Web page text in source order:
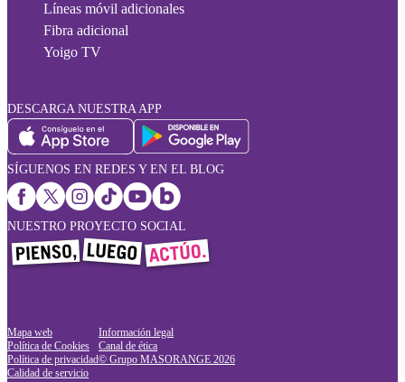
Líneas móvil adicionales
Fibra adicional
Yoigo TV
DESCARGA NUESTRA APP
SÍGUENOS EN REDES Y EN EL BLOG
NUESTRO PROYECTO SOCIAL
Mapa web
Política de Cookies
Política de privacidad
Calidad de servicio
Información legal
Canal de ética
© Grupo MASORANGE 2026